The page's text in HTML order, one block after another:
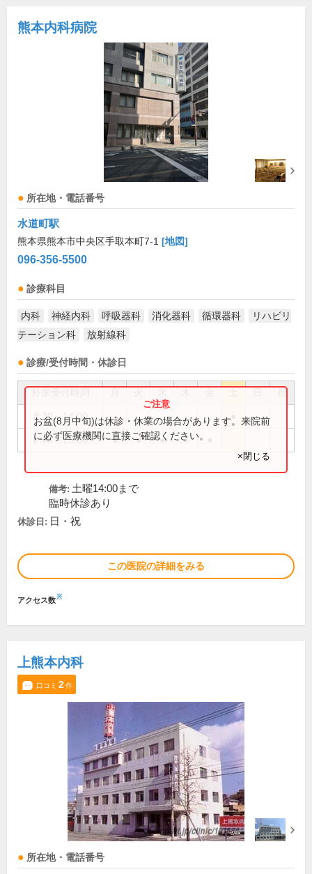
熊本内科病院
所在地・電話番号
水道町駅
熊本県熊本市中央区手取本町7-1 [地図]
096-356-5500
診療科目
内科 神経内科 呼吸器科 消化器科 循環器科
リハビリ
テーション科
放射線科
診療/受付時間・休診日
祝
8:30～14:00
8:30～18:00 ● ● ● ●
お盆(8月中旬)は休診・休業の場合があります。来院前
に必ず医療機関に直接ご確認ください。
×閉じる
備考: 土曜14:00まで
臨時休診あり
休診日: 日・祝
この医院の詳細をみる
アクセス数※
上熊本内科
口コミ 2件
所在地・電話番号